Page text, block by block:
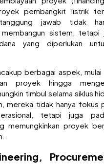
pembangkit listrik
jawab tidak
sistem, tetapi
yang diperlukan
berbagai aspek, mulai
proyek hingga
timbul selama siklus
mereka tidak hanya fokus
tetapi juga
memungkinkan proyek